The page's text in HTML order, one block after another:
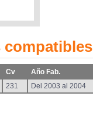
compatibles
Cv Año Fab.
231 Del 2003 al 2004